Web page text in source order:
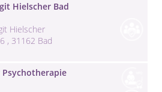
Hielscher Bad
Hielscher
, 31162 Bad